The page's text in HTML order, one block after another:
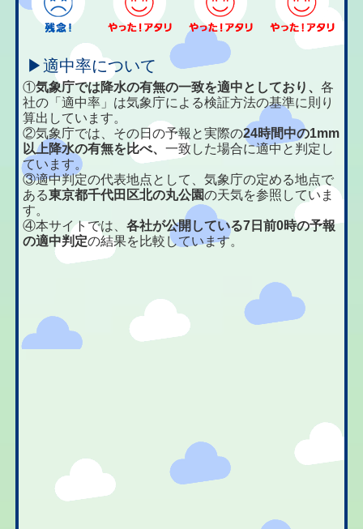
▶適中率について
①気象庁では降水の有無の一致を適中としており、各
社の「適中率」は気象庁による検証方法の基準に則り
算出しています。
②気象庁では、その日の予報と実際の24時間中の1mm
以上降水の有無を比べ、一致した場合に適中と判定し
ています。
③適中判定の代表地点として、気象庁の定める地点で
ある東京都千代田区北の丸公園の天気を参照していま
す。
④本サイトでは、各社が公開している7日前0時の予報
の適中判定の結果を比較しています。